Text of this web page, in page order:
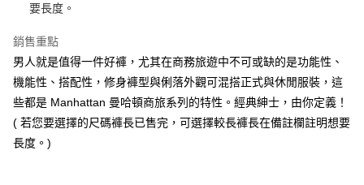
玉山商業銀行
台灣樂天信用卡公司
ATM付款
運送方式
全家取貨付款
每筆NT$60，滿NT$1,000(含以上)免運費
要長度。
銷售重點
男人就是值得一件好褲，尤其在商務旅遊中不可或缺的是功能性、
機能性、搭配性，修身褲型與俐落外觀可混搭正式與休閒服裝，這
些都是 Manhattan 曼哈頓商旅系列的特性。經典紳士，由你定義！
( 若您要選擇的尺碼褲長已售完，可選擇較長褲長在備註欄註明想要
長度。)